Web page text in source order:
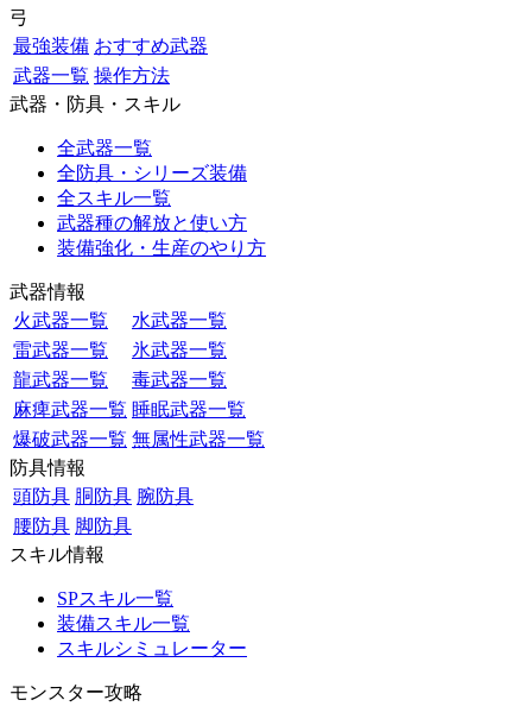
弓
最強装備 おすすめ武器
武器一覧 操作方法
武器・防具・スキル
全武器一覧
全防具・シリーズ装備
全スキル一覧
武器種の解放と使い方
装備強化・生産のやり方
武器情報
火武器一覧
水武器一覧
雷武器一覧
氷武器一覧
龍武器一覧
毒武器一覧
麻痺武器一覧 睡眠武器一覧
爆破武器一覧 無属性武器一覧
防具情報
頭防具 胴防具 腕防具
腰防具 脚防具
スキル情報
SPスキル一覧
装備スキル一覧
スキルシミュレーター
モンスター攻略